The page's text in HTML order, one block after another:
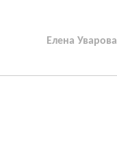
Елена Уварова